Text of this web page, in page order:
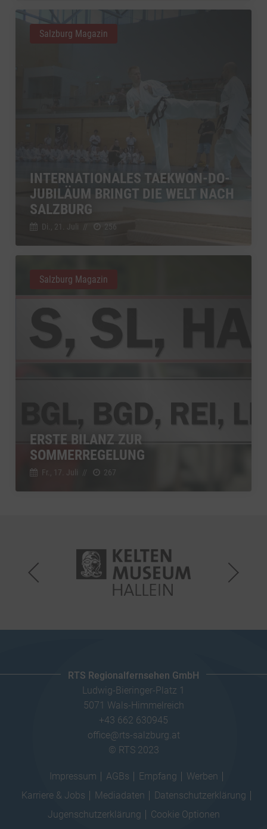
INTERNATIONALES TAEKWON-DO-
JUBILÄUM BRINGT DIE WELT NACH
SALZBURG
Di., 21. Juli // 256
Salzburg Magazin
ERSTE BILANZ ZUR
SOMMERREGELUNG
Fr., 17. Juli // 267
Salzburg Magazin
RTS Regionalfernsehen GmbH
Ludwig-Bieringer-Platz 1
5071 Wals-Himmelreich
+43 662 630945
office@rts-salzburg.at
© RTS 2023
Impressum AGBs Empfang
Werben
Karriere & Jobs
Mediadaten
Datenschutzerklärung
Jugenschutzerklärung
Cookie Optionen